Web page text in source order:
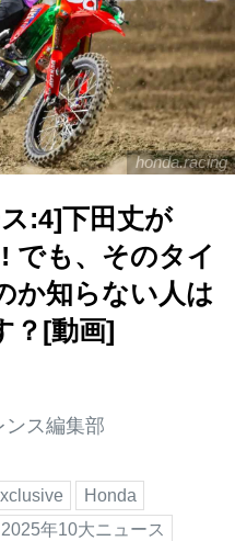
honda.racing
:4]下田丈が
でも、そのタイ
か知らない人は
？[動画]
ンス編集部
Honda
2025年10大ニュース